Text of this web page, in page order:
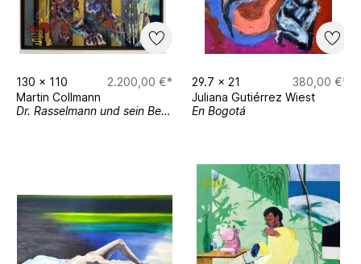
130 x 110
2.200,00 €*
Martin Collmann
Dr. Rasselmann und sein Begleiter
29.7 x 21
380,00 €*
Juliana Gutiérrez Wiest
En Bogotá